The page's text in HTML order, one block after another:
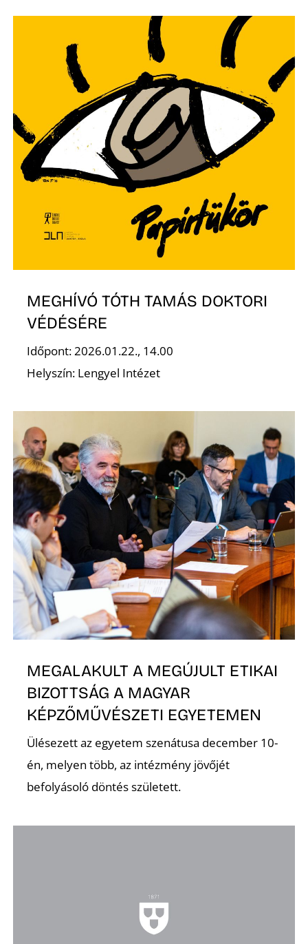
MEGHÍVÓ TÓTH TAMÁS DOKTORI
VÉDÉSÉRE
Időpont: 2026.01.22., 14.00
Helyszín: Lengyel Intézet
MEGALAKULT A MEGÚJULT ETIKAI
BIZOTTSÁG A MAGYAR
KÉPZŐMŰVÉSZETI EGYETEMEN
Ülésezett az egyetem szenátusa december 10-
én, melyen több, az intézmény jövőjét
befolyásoló döntés született.